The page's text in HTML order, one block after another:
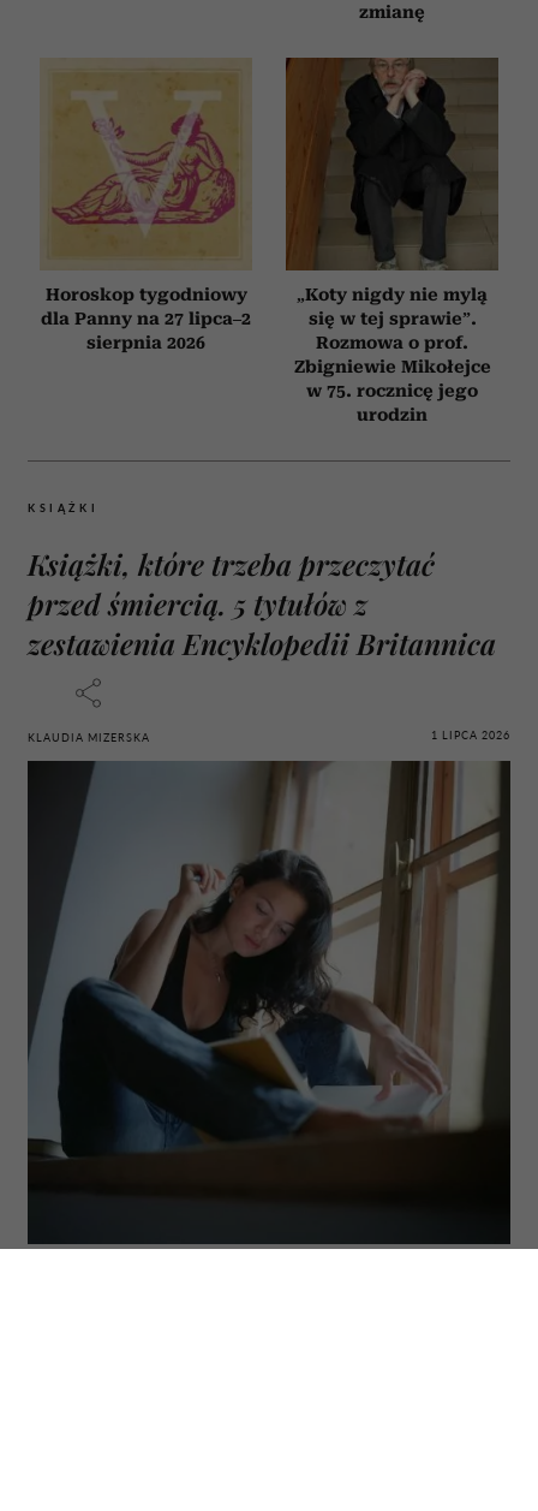
zmianę
Horoskop tygodniowy
dla Panny na 27 lipca–2
sierpnia 2026
„Koty nigdy nie mylą
się w tej sprawie”.
Rozmowa o prof.
Zbigniewie Mikołejce
w 75. rocznicę jego
urodzin
KSIĄŻKI
Książki, które trzeba przeczytać
przed śmiercią. 5 tytułów z
zestawienia Encyklopedii Britannica
KLAUDIA MIZERSKA 1 LIPCA 2026